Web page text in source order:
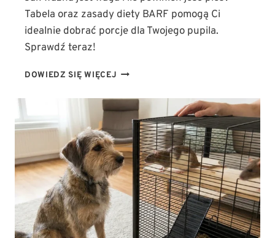
Tabela oraz zasady diety BARF pomogą Ci
idealnie dobrać porcje dla Twojego pupila.
Sprawdź teraz!
DOWIEDZ SIĘ WIĘCEJ WAGA
A
DIETA:
POWINIEN
JEŚĆ
PIES?
(TABELA
I
ZASADY
ŻYWIENIA
BARF)